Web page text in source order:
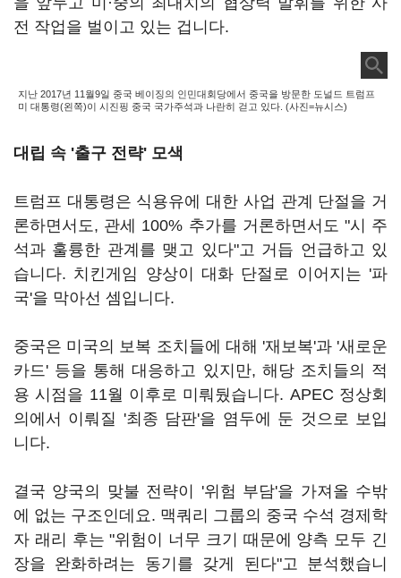
전 작업을 벌이고 있는 겁니다.
지난 2017년 11월9일 중국 베이징의 인민대회당에서 중국을 방문한 도널드 트럼프
미 대통령(왼쪽)이 시진핑 중국 국가주석과 나란히 걷고 있다. (사진=뉴시스)
대립 속 '출구 전략' 모색
트럼프 대통령은 식용유에 대한 사업 관계 단절을 거
론하면서도, 관세 100% 추가를 거론하면서도 "시 주
석과 훌륭한 관계를 맺고 있다"고 거듭 언급하고 있
습니다. 치킨게임 양상이 대화 단절로 이어지는 '파
국'을 막아선 셈입니다.
중국은 미국의 보복 조치들에 대해 '재보복'과 '새로운
카드' 등을 통해 대응하고 있지만, 해당 조치들의 적
용 시점을 11월 이후로 미뤄뒀습니다. APEC 정상회
의에서 이뤄질 '최종 담판'을 염두에 둔 것으로 보입
니다.
결국 양국의 맞불 전략이 '위험 부담'을 가져올 수밖
에 없는 구조인데요. 맥쿼리 그룹의 중국 수석 경제학
자 래리 후는 "위험이 너무 크기 때문에 양측 모두 긴
장을 완화하려는 동기를 갖게 된다"고 분석했습니